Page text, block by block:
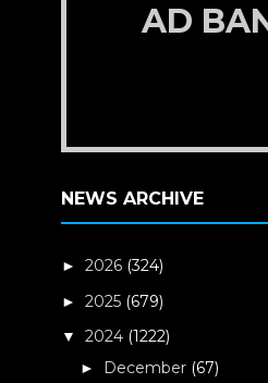
AD
NEWS ARCHIVE
►2026 (324)
►2025 (679)
▼2024 (1222)
► December (67)